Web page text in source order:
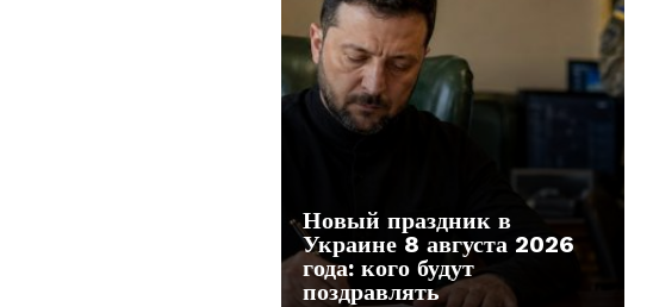
Новый праздник в
Украине 8 августа 2026
года: кого будут
поздравлять